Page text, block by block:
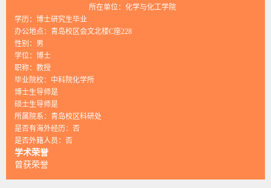
所在单位：化学与化工学院
学历：博士研究生毕业
办公地点：青岛校区会文北楼C座228
性别：男
学位：博士
职称：教授
毕业院校：中科院化学所
博士生导师是
硕士生导师是
所属院系：青岛校区科研处
是否有海外经历：否
是否外籍人员：否
学术荣誉
曾获荣誉